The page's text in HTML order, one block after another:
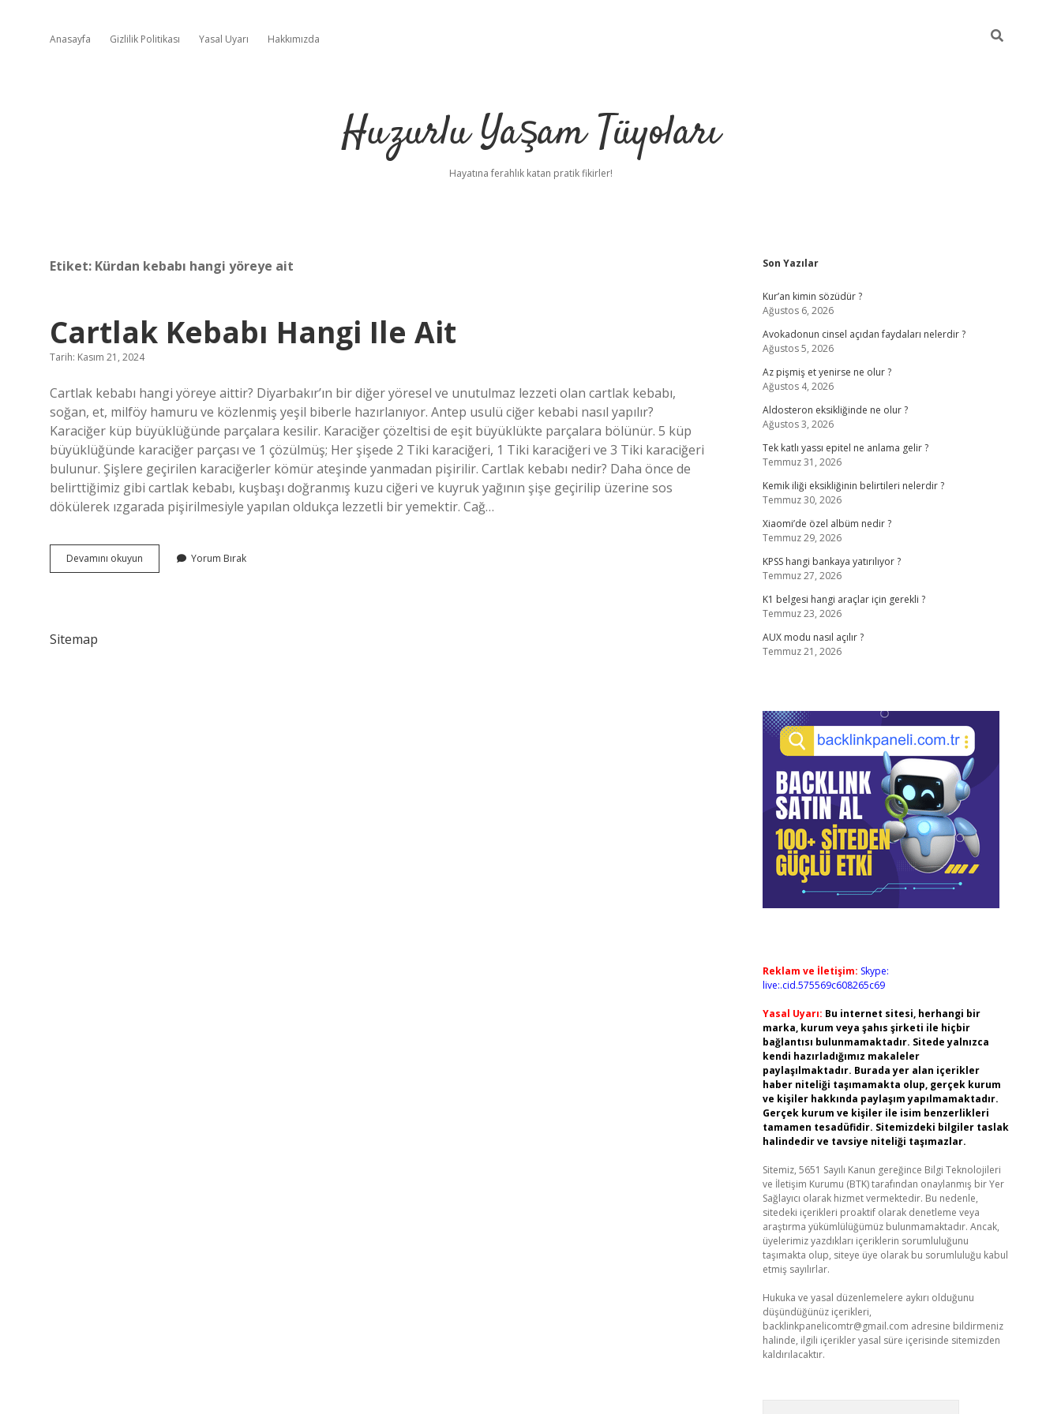
Anasayfa Gizlilik Politikası Yasal Uyarı Hakkımızda
Huzurlu Yaşam Tüyoları
Hayatına ferahlık katan pratik fikirler!
Etiket: Kürdan kebabı hangi yöreye ait
Cartlak Kebabı Hangi Ile Ait
Tarih: Kasım 21, 2024
Cartlak kebabı hangi yöreye aittir? Diyarbakır’ın bir diğer yöresel ve unutulmaz lezzeti olan cartlak kebabı,
soğan, et, milföy hamuru ve közlenmiş yeşil biberle hazırlanıyor. Antep usulü ciğer kebabi nasıl yapılır?
Karaciğer küp büyüklüğünde parçalara kesilir. Karaciğer çözeltisi de eşit büyüklükte parçalara bölünür. 5 küp
büyüklüğünde karaciğer parçası ve 1 çözülmüş; Her şişede 2 Tiki karaciğeri, 1 Tiki karaciğeri ve 3 Tiki karaciğeri
bulunur. Şişlere geçirilen karaciğerler kömür ateşinde yanmadan pişirilir. Cartlak kebabı nedir? Daha önce de
belirttiğimiz gibi cartlak kebabı, kuşbaşı doğranmış kuzu ciğeri ve kuyruk yağının şişe geçirilip üzerine sos
dökülerek ızgarada pişirilmesiyle yapılan oldukça lezzetli bir yemektir. Cağ…
Devamını okuyun
Kebabı
Yorum Bırak
Sitemap
Sidebar
Son Yazılar
Kur’an kimin sözüdür ?
Ağustos 6, 2026
Avokadonun cinsel açıdan faydaları nelerdir ?
Ağustos 5, 2026
Az pişmiş et yenirse ne olur ?
Ağustos 4, 2026
Aldosteron eksikliğinde ne olur ?
Ağustos 3, 2026
Tek katlı yassı epitel ne anlama gelir ?
Temmuz 31, 2026
Kemik iliği eksikliğinin belirtileri nelerdir ?
Temmuz 30, 2026
Xiaomi’de özel albüm nedir ?
Temmuz 29, 2026
KPSS hangi bankaya yatırılıyor ?
Temmuz 27, 2026
K1 belgesi hangi araçlar için gerekli ?
Temmuz 23, 2026
AUX modu nasıl açılır ?
Temmuz 21, 2026
Reklam ve İletişim: Skype:
live:.cid.575569c608265c69
Yasal Uyarı: Bu internet sitesi, herhangi bir
marka, kurum veya şahıs şirketi ile hiçbir
bağlantısı bulunmamaktadır. Sitede yalnızca
kendi hazırladığımız makaleler
paylaşılmaktadır. Burada yer alan içerikler
haber niteliği taşımamakta olup, gerçek kurum
ve kişiler hakkında paylaşım yapılmamaktadır.
Gerçek kurum ve kişiler ile isim benzerlikleri
tamamen tesadüfidir. Sitemizdeki bilgiler taslak
halindedir ve tavsiye niteliği taşımazlar.
Sitemiz, 5651 Sayılı Kanun gereğince Bilgi Teknolojileri
ve İletişim Kurumu (BTK) tarafından onaylanmış bir Yer
Sağlayıcı olarak hizmet vermektedir. Bu nedenle,
sitedeki içerikleri proaktif olarak denetleme veya
araştırma yükümlülüğümüz bulunmamaktadır. Ancak,
üyelerimiz yazdıkları içeriklerin sorumluluğunu
taşımakta olup, siteye üye olarak bu sorumluluğu kabul
etmiş sayılırlar.
Hukuka ve yasal düzenlemelere aykırı olduğunu
düşündüğünüz içerikleri,
backlinkpanelicomtr@gmail.com adresine bildirmeniz
halinde, ilgili içerikler yasal süre içerisinde sitemizden
kaldırılacaktır.